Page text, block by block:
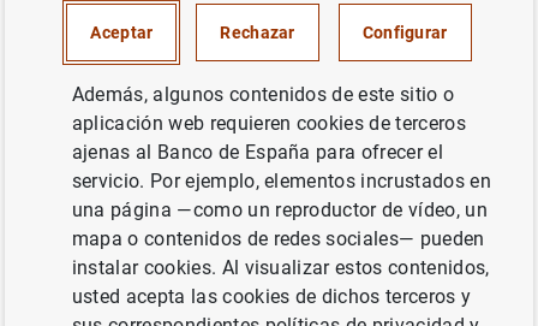
15/12/2025
DEUDA PÚBLICA
Nota de prensa estadística
Aceptar Rechazar Configurar
Además, algunos contenidos de este sitio o
aplicación web requieren cookies de terceros
ajenas al Banco de España para ofrecer el
servicio. Por ejemplo, elementos incrustados en
una página —como un reproductor de vídeo, un
mapa o contenidos de redes sociales— pueden
instalar cookies. Al visualizar estos contenidos,
usted acepta las cookies de dichos terceros y